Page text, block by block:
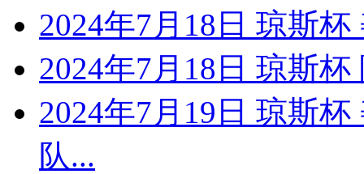
2024年7月18日 琼斯
2024年7月18日 琼斯
2024年7月19日 琼斯
队...